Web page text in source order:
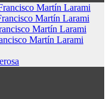
Martín Larami
Martín Larami
Martín Larami
Martín Larami